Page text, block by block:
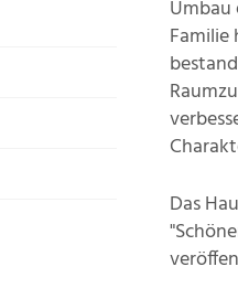
Umbau
Familie
Das